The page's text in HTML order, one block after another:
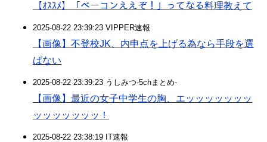
【ｵｽｽﾒ】「ベーコンええぞ！」ってなる料理教えて
2025-08-22 23:39:23 VIPPER速報
【画像】不登校JK、内申点を上げる為なら手段を選
ばない
2025-08-22 23:39:23 うしみつ-5chまとめ-
【画像】最近の女子中学生の胸、エッッッッッッッ
ッッッッッッッ！
2025-08-22 23:38:19 IT速報